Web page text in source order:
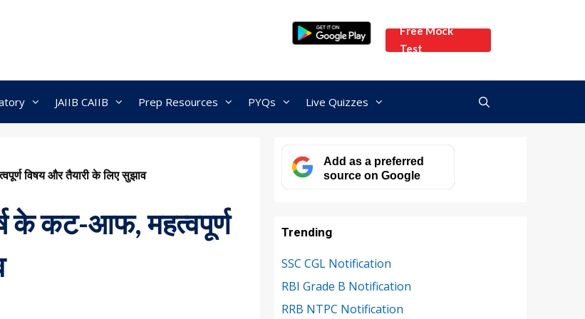
Free Mock
Test
JAIIB CAIIB Prep Resources PYQs Live Quizzes
विषय और तैयारी के लिए सुझाव
के कट-आफ, महत्वपूर्ण
Add as a preferred
source on Google
Trending
SSC CGL Notification
RBI Grade B Notification
RRB NTPC Notification